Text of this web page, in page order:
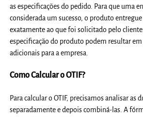
as especificações do pedido. Para que uma
considerada um sucesso, o produto
exatamente ao que foi solicitado pelo
especificação do produto podem resultar em
adicionais para a empresa.
Como Calcular o OTIF?
Para calcular o OTIF, precisamos analisar as
separadamente e depois combiná-las. A